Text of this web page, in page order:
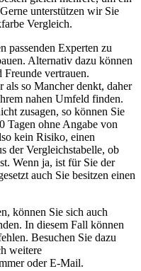
unterstützen wir Sie
Vergleich.
passenden Experten zu
Alternativ dazu können
vertrauen.
so Mancher denkt, daher
nahen Umfeld finden.
zusagen, so können Sie
Tagen ohne Angabe von
kein Risiko, einen
der Vergleichstabelle, ob
Wenn ja, ist für Sie der
auch Sie besitzen einen
können Sie sich auch
In diesem Fall können
Besuchen Sie dazu
weitere
oder E-Mail.